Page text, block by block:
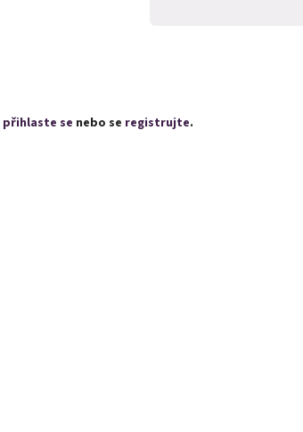
přihlaste se nebo se registrujte.